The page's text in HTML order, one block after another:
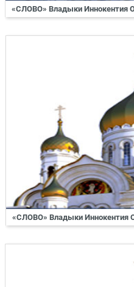
«СЛОВО» Владыки Иннокентия
«СЛОВО» Владыки